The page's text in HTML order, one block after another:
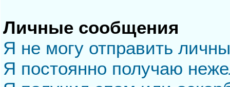
Личные сообщения
Я не могу отправить
Я постоянно получаю